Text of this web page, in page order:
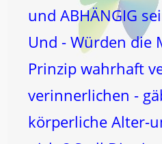
und ABHÄNGIG
Und - Würden die
Prinzip wahrhaft
verinnerlichen -
körperliche Alter-